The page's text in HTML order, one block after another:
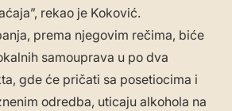
rekao je Koković.
prema njegovim rečima, biće
samouprava u po dva
gde će pričati sa posetiocima i
odredba, uticaju alkohola na